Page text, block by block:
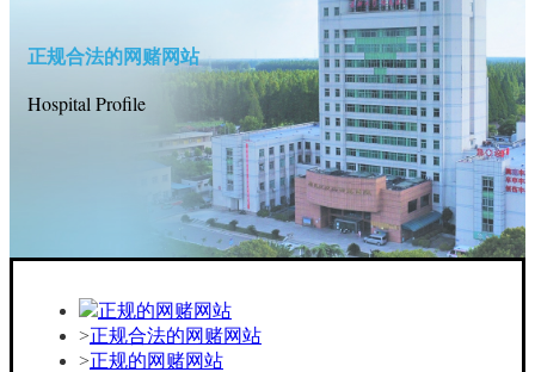
正规合法的网赌网站
Hospital Profile
正规的网赌网站
正规合法的网赌网站
正规的网赌网站